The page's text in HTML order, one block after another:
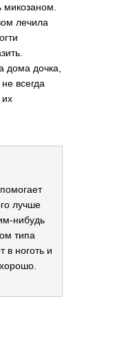
лечила
дома дочка,
всегда
лучше
нибудь
типа
в ноготь и